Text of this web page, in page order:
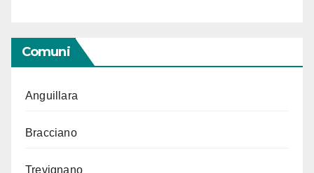
Comuni
Anguillara
Bracciano
Trevignano